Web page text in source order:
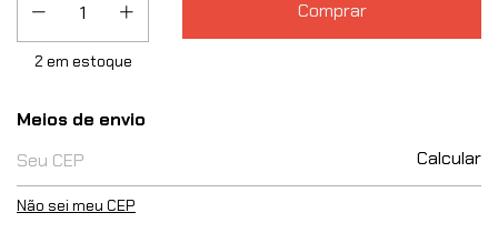
2 em estoque
Entregas para o CEP:
Meios de envio
Calcular
Não sei meu CEP